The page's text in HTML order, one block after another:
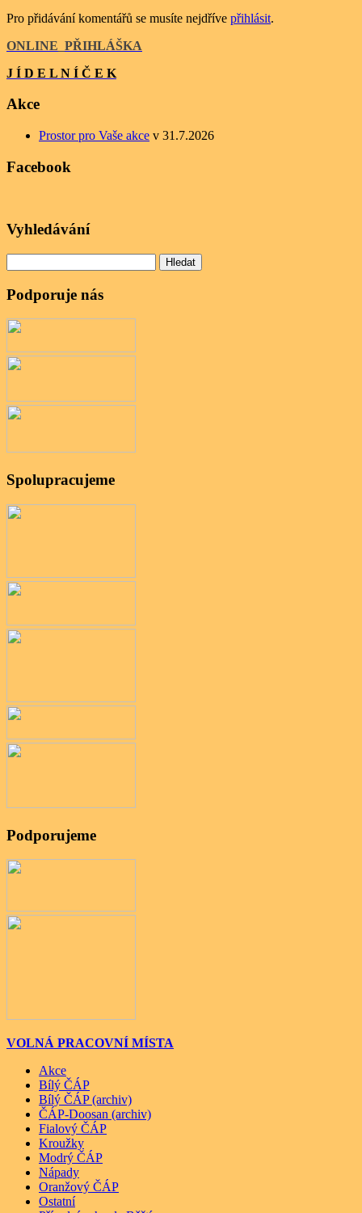
Pro přidávání komentářů se musíte nejdříve přihlásit.
ONLINE PŘIHLÁŠKA
J Í D E L N Í Č E K
Akce
Prostor pro Vaše akce v 31.7.2026
Facebook
Vyhledávání
Podporuje nás
Spolupracujeme
Podporujeme
VOLNÁ PRACOVNÍ MÍSTA
Akce
Bílý ČÁP
Bílý ČÁP (archiv)
ČÁP-Doosan (archiv)
Fialový ČÁP
Kroužky
Modrý ČÁP
Nápady
Oranžový ČÁP
Ostatní